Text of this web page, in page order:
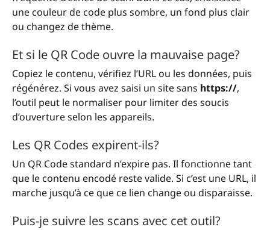
une couleur de code plus sombre, un fond plus clair
ou changez de thème.
Et si le QR Code ouvre la mauvaise page?
Copiez le contenu, vérifiez l’URL ou les données, puis
régénérez. Si vous avez saisi un site sans https://,
l’outil peut le normaliser pour limiter des soucis
d’ouverture selon les appareils.
Les QR Codes expirent-ils?
Un QR Code standard n’expire pas. Il fonctionne tant
que le contenu encodé reste valide. Si c’est une URL, il
marche jusqu’à ce que ce lien change ou disparaisse.
Puis-je suivre les scans avec cet outil?